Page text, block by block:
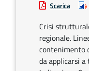
Scarica
Crisi
regionale.
contenimento
da applicarsi